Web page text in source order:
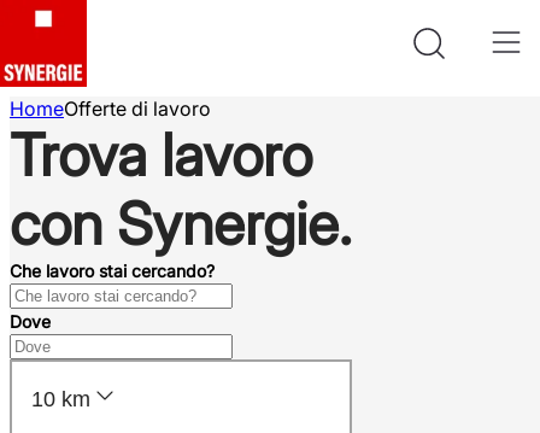
HomeOfferte di lavoro
Trova lavoro
con Synergie.
Che lavoro stai cercando?
Dove
10 km